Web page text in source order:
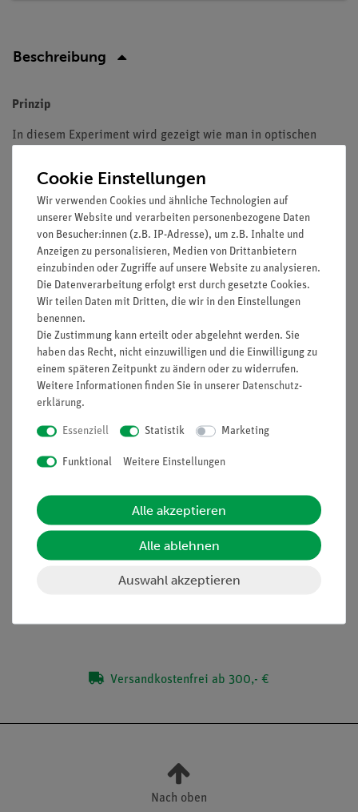
Beschreibung
Prinzip
In diesem Experiment wird gezeigt wie man in optischen
Reflexionsgesetz anwenden kann.
Vorteile
minimale Vorbereitungszeit
lichtstarke Halogenleuchte
einfaches Lehren durch Einsatz der Demo-Tafel Physik
ideale Ergänzung zu analogen Schülerversuchen durch
direkt vergleichbare Geräte
Aufgaben
Untersuchung zweier Spiegel mit der Anwendung als:
Winkelspiegel
Lieferumfang
Versandkostenfrei ab 300,- €
Nach oben
Cookie Einstellungen
Wir verwenden Cookies und ähnliche Technologien auf
unserer Website und verarbeiten personenbezogene Daten
von Besucher:innen (z.B. IP-Adresse), um z.B. Inhalte und
Anzeigen zu personalisieren, Medien von Drittanbietern
einzubinden oder Zugriffe auf unsere Website zu analysieren.
Die Datenverarbeitung erfolgt erst durch gesetzte Cookies.
Wir teilen Daten mit Dritten, die wir in den Einstellungen
benennen.
Die Zustimmung kann erteilt oder abgelehnt werden. Sie
haben das Recht, nicht einzuwilligen und die Einwilligung zu
einem späteren Zeitpunkt zu ändern oder zu widerrufen.
Weitere Informationen finden Sie in unserer Daten­schutz­
erklärung.
Essenziell Statistik Marketing
Funktional Weitere Einstellungen
Alle akzeptieren
Alle ablehnen
Auswahl akzeptieren